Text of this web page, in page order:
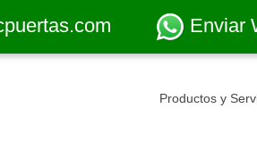
Enviar
Productos y